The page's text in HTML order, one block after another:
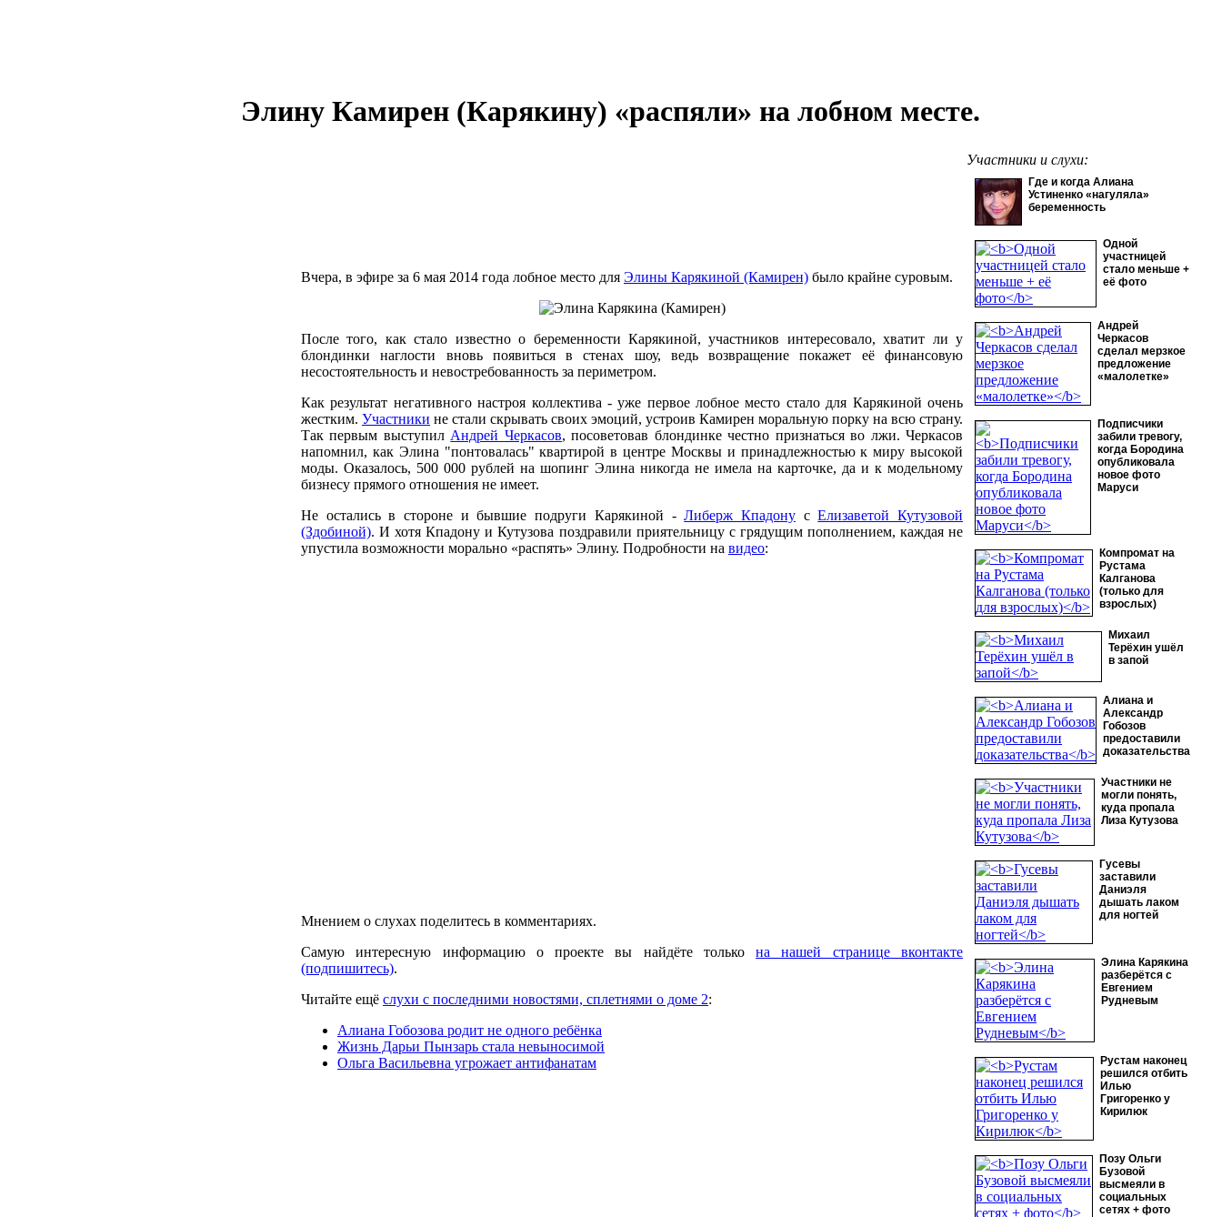
Элину Камирен (Карякину) «распяли» на лобном месте.
Участники и слухи:
Где и когда Алиана
Устиненко «нагуляла»
беременность
Одной
участницей
стало меньше +
её фото
Андрей
Черкасов
сделал мерзкое
предложение
«малолетке»
Подписчики
забили тревогу,
когда Бородина
опубликовала
новое фото
Маруси
Компромат на
Рустама
Калганова
(только для
взрослых)
Михаил
Терёхин ушёл
в запой
Алиана и
Александр
Гобозов
предоставили
доказательства
Участники не
могли понять,
куда пропала
Лиза Кутузова
Гусевы
заставили
Даниэля
дышать лаком
для ногтей
Элина Карякина
разберётся с
Евгением
Рудневым
Рустам наконец
решился отбить
Илью
Григоренко у
Кирилюк
Позу Ольги
Бузовой
высмеяли в
социальных
сетях + фото
Вчера, в эфире за 6 мая 2014 года лобное место для Элины Карякиной (Камирен) было крайне суровым.
После того, как стало известно о беременности Карякиной, участников интересовало, хватит ли у
блондинки наглости вновь появиться в стенах шоу, ведь возвращение покажет её финансовую
несостоятельность и невостребованность за периметром.
Как результат негативного настроя коллектива - уже первое лобное место стало для Карякиной очень
жестким. Участники не стали скрывать своих эмоций, устроив Камирен моральную порку на всю страну.
Так первым выступил Андрей Черкасов, посоветовав блондинке честно признаться во лжи. Черкасов
напомнил, как Элина "понтовалась" квартирой в центре Москвы и принадлежностью к миру высокой
моды. Оказалось, 500 000 рублей на шопинг Элина никогда не имела на карточке, да и к модельному
бизнесу прямого отношения не имеет.
Не остались в стороне и бывшие подруги Карякиной -Либерж КпадонусЕлизаветой Кутузовой
(Здобиной). И хотя Кпадону и Кутузова поздравили приятельницу с грядущим пополнением, каждая не
упустила возможности морально «распять» Элину. Подробности на видео:
Мнением о слухах поделитесь в комментариях.
Самую интересную информацию о проекте вы найдёте толькона нашей странице вконтакте
(подпишитесь).
Читайте ещё слухи с последними новостями, сплетнями о доме 2:
Алиана Гобозова родит не одного ребёнка
Жизнь Дарьи Пынзарь стала невыносимой
Ольга Васильевна угрожает антифанатам